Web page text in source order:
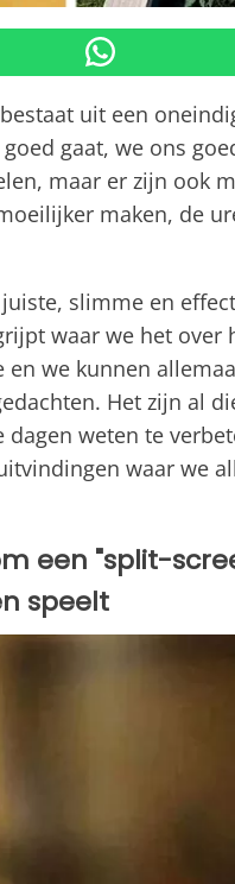
uit een
gaat, we ons
maar er zijn ook
maken, de
slimme en
waar we het over
we kunnen
Het zijn al
weten te
waar we
een "split-
speelt